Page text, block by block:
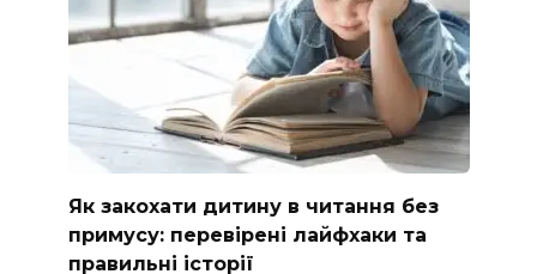
Як закохати дитину в читання без
примусу: перевірені лайфхаки та
правильні історії